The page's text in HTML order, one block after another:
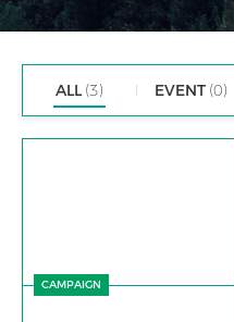
ALL (3) EVENT (0)
CAMPAIGN